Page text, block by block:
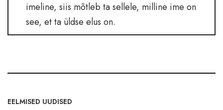
imeline, siis mõtleb ta sellele, milline ime on
see, et ta üldse elus on.
EELMISED UUDISED